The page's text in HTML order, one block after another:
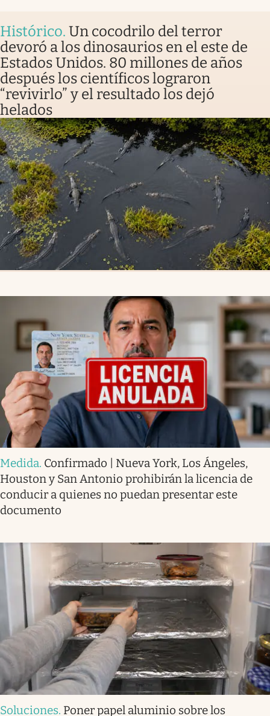
Histórico. Un cocodrilo del terror
devoró a los dinosaurios en el este de
Estados Unidos. 80 millones de años
después los científicos lograron
“revivirlo” y el resultado los dejó
helados
Medida. Confirmado | Nueva York, Los Ángeles,
Houston y San Antonio prohibirán la licencia de
conducir a quienes no puedan presentar este
documento
Soluciones. Poner papel aluminio sobre los